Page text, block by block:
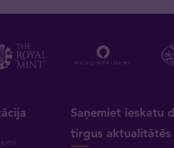
Saņemiet ieskatu
tirgus aktualitātēs